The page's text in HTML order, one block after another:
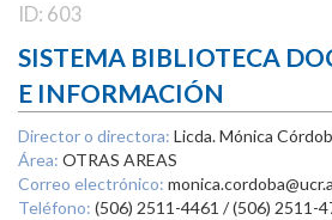
ID: 603
SISTEMA BIBLIOTECA
E INFORMACIÓN
Director o directora: Licda. Mónica
Área: OTRAS AREAS
Correo electrónico:
Teléfono: (506) 2511-4461 / (506) 2511-